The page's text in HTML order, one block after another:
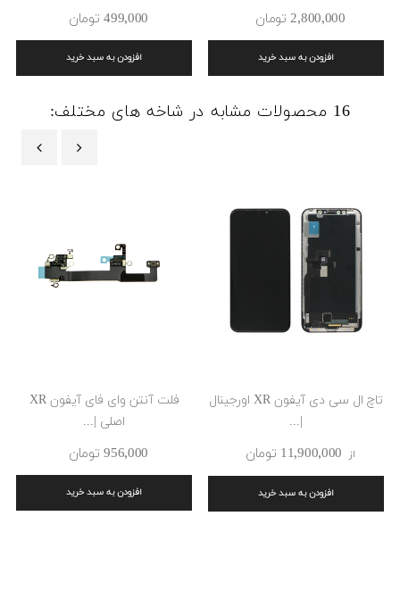
2٬800٬000 ‎تومان
افزودن به سبد خرید
499٬000 ‎تومان
افزودن به سبد خرید
16 محصولات مشابه در شاخه های مختلف:
تاچ ال سی دی آیفون XR اورجینال
|...
از 11٬900٬000 ‎تومان
افزودن به سبد خرید
فلت آنتن وای فای آیفون XR
اصلی |...
956٬000 ‎تومان
افزودن به سبد خرید